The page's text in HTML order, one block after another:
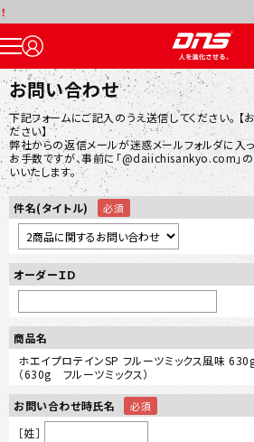
2026年夏季休業期間
お問い合わせ
下記フォームにご記入のうえ送信してください。
ださい】
弊社からの返信メールが迷惑メールフォルダに入っ
お手数ですが、事前に「@daiichisankyo.com」
いいたします。
件名(タイトル)
オーダーＩＤ
商品名
ホエイプロテインSP フルーツミックス風味
（630g フルーツミックス）
お問い合わせ時氏名
［姓］